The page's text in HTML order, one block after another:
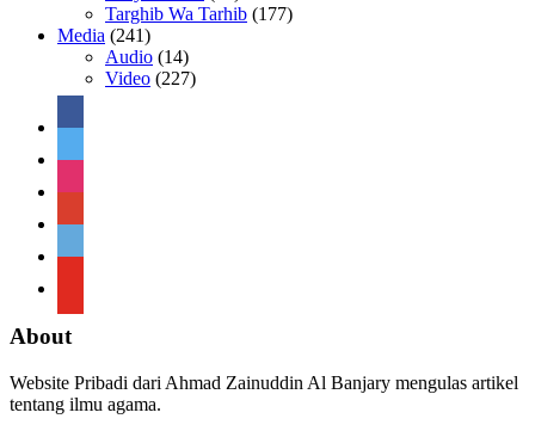
Targhib Wa Tarhib (177)
Media (241)
Audio (14)
Video (227)
About
Website Pribadi dari Ahmad Zainuddin Al Banjary mengulas artikel
tentang ilmu agama.